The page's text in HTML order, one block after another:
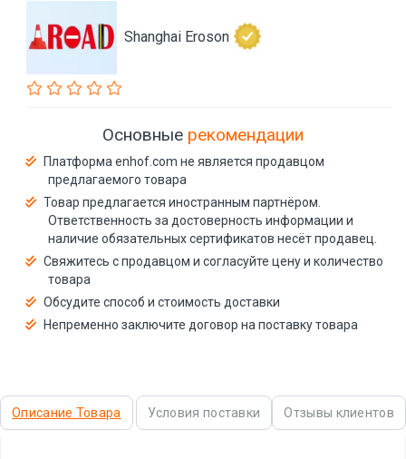
Shanghai Eroson
Основные рекомендации
Платформа enhof.com не является продавцом
предлагаемого товара
Товар предлагается иностранным партнёром.
Ответственность за достоверность информации и
наличие обязательных сертификатов несёт продавец.
Свяжитесь с продавцом и согласуйте цену и количество
товара
Обсудите способ и стоимость доставки
Непременно заключите договор на поставку товара
Описание Товара Условия поставки Отзывы клиентов